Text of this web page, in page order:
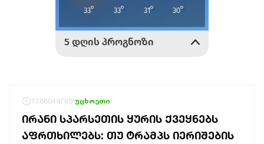
1786049765 უცხოეთი
ᲘᲠᲐᲜᲘ ᲡᲞᲐᲠᲡᲔᲗᲘᲡ ᲧᲣᲠᲘᲡ ᲥᲕᲔᲧᲜᲔᲑᲡ
ᲐᲤᲠᲗᲮᲘᲚᲔᲑᲡ: ᲗᲣ ᲢᲠᲐᲛᲞᲡ ᲘᲔᲠᲘᲨᲔᲑᲘᲡ